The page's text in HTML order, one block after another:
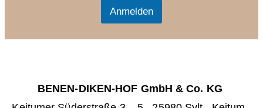
Anmelden
BENEN-DIKEN-HOF GmbH & Co. KG